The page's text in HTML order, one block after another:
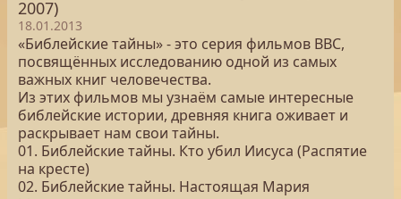
2007)
18.01.2013
«Библейские тайны» - это серия фильмов BBC,
посвящённых исследованию одной из самых
важных книг человечества.
Из этих фильмов мы узнаём самые интересные
библейские истории, древняя книга оживает и
раскрывает нам свои тайны.
01. Библейские тайны. Кто убил Иисуса (Распятие
на кресте)
02. Библейские тайны. Настоящая Мария